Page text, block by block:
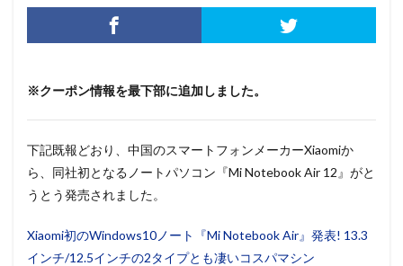
※クーポン情報を最下部に追加しました。
下記既報どおり、中国のスマートフォンメーカーXiaomiか
ら、同社初となるノートパソコン『Mi Notebook Air 12』がと
うとう発売されました。
Xiaomi初のWindows10ノート『Mi Notebook Air』発表! 13.3
インチ/12.5インチの2タイプとも凄いコスパマシン